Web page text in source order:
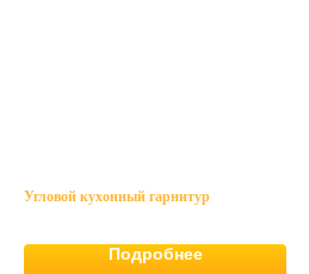
Угловой кухонный гарнитур
Подробнее